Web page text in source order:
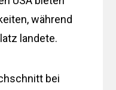
während
landete.
bei